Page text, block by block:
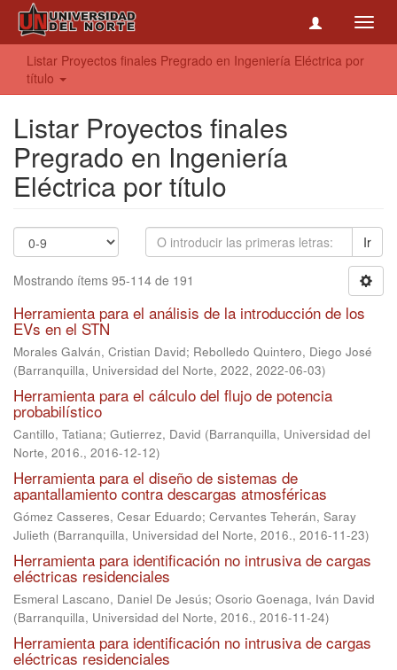
Listar Proyectos finales Pregrado en Ingeniería Eléctrica por
título
Listar Proyectos finales
Pregrado en Ingeniería
Eléctrica por título
Ir
Mostrando ítems 95-114 de 191
Herramienta para el análisis de la introducción de los
EVs en el STN
Morales Galván, Cristian David; Rebolledo Quintero, Diego José
(Barranquilla, Universidad del Norte, 2022, 2022-06-03)
Herramienta para el cálculo del flujo de potencia
probabilístico
Cantillo, Tatiana; Gutierrez, David (Barranquilla, Universidad del
Norte, 2016., 2016-12-12)
Herramienta para el diseño de sistemas de
apantallamiento contra descargas atmosféricas
Gómez Casseres, Cesar Eduardo; Cervantes Teherán, Saray
Julieth (Barranquilla, Universidad del Norte, 2016., 2016-11-23)
Herramienta para identificación no intrusiva de cargas
eléctricas residenciales
Esmeral Lascano, Daniel De Jesús; Osorio Goenaga, Iván David
(Barranquilla, Universidad del Norte, 2016., 2016-11-24)
Herramienta para identificación no intrusiva de cargas
eléctricas residenciales